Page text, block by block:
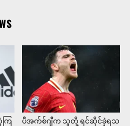
ကြ
ပီအက်စ်ဂျီက သူတို့ ရင်ဆိုင်ခဲ့ရသ